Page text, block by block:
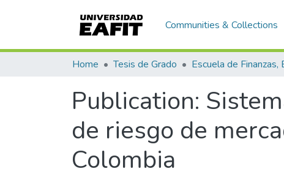
Communities & Collections
Home Tesis de Grado
Publication:
de riesgo de
Colombia